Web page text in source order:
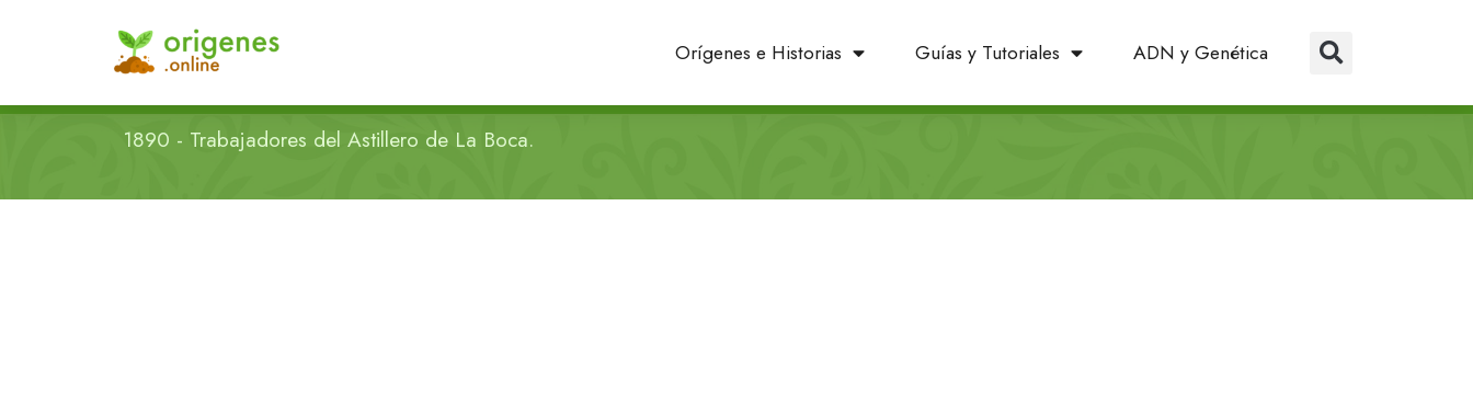
Orígenes e Historias Guías y Tutoriales ADN y Genética
1890 - Trabajadores del Astillero de La Boca.